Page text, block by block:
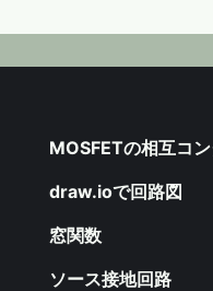
MOSFETの相互コ
draw.ioで回路図
窓関数
ソース接地回路